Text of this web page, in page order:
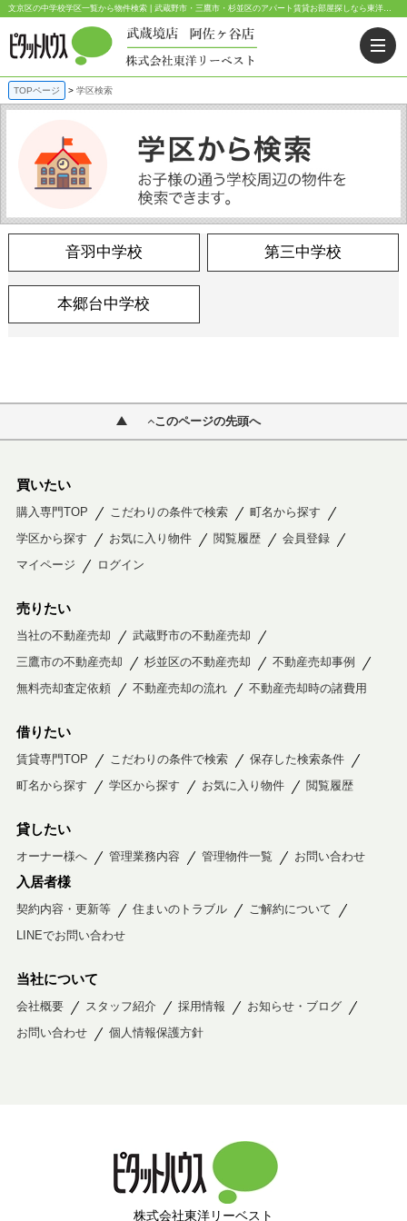
文京区の中学校学区一覧から物件検索 | 武蔵野市・三鷹市・杉並区のアパート賃貸お部屋探しなら東洋リーベスト｜ピタットハウス武蔵境店・阿佐ヶ谷店
TOPページ 学区検索
音羽中学校 第三中学校
本郷台中学校
このページの先頭へ
買いたい
購入専門TOP こだわりの条件で検索
町名から探す
学区から探す
お気に入り物件 閲覧履歴
会員登録
マイページ
ログイン
売りたい
当社の不動産売却
武蔵野市の不動産売却
三鷹市の不動産売却
杉並区の不動産売却
不動産売却事例
無料売却査定依頼
不動産売却の流れ 不動産売却時の諸費用
借りたい
賃貸専門TOP こだわりの条件で検索
保存した検索条件
町名から探す
学区から探す お気に入り物件 閲覧履歴
貸したい
オーナー様へ 管理業務内容 管理物件一覧 お問い合わせ
入居者様
契約内容・更新等 住まいのトラブル
ご解約について
LINEでお問い合わせ
当社について
会社概要 スタッフ紹介 採用情報
お知らせ・ブログ
お問い合わせ
個人情報保護方針
株式会社東洋リーベスト